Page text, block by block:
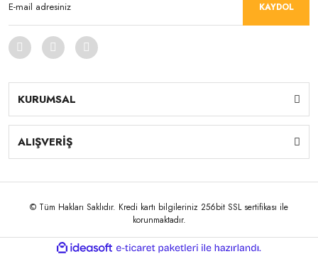
KAYDOL
KURUMSAL
ALIŞVERİŞ
© Tüm Hakları Saklıdır. Kredi kartı bilgileriniz 256bit SSL sertifikası ile
korunmaktadır.
ideasoft e-